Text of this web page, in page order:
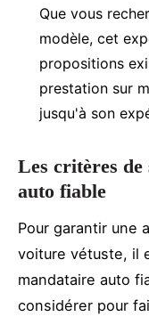
Que vous
modèle, cet
propositions
prestation sur
jusqu'à son
Les critères
auto fiable
Pour garantir une
voiture vétuste, il
mandataire auto
considérer pour